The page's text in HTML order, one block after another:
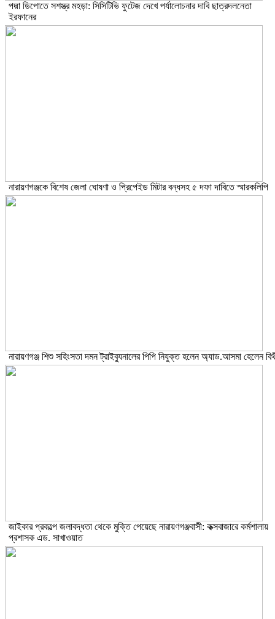
পদ্মা ডিপোতে সশস্ত্র মহড়া: সিসিটিভি ফুটেজ দেখে পর্যালোচনার দাবি ছাত্রদলনেতা
ইরফানের
নারায়ণগঞ্জকে বিশেষ জেলা ঘোষণা ও প্রিপেইড মিটার বন্ধসহ ৫ দফা দাবিতে স্মারকলিপি
নারায়ণগঞ্জ শিশু সহিংসতা দমন ট্রাইব্যুনালের পিপি নিযুক্ত হলেন অ্যাড.আসমা হেলেন
জাইকার প্রকল্পে জলাবদ্ধতা থেকে মুক্তি পেয়েছে নারায়ণগঞ্জবাসী: কক্সবাজারে কর্মশালায়
প্রশাসক এড. সাখাওয়াত